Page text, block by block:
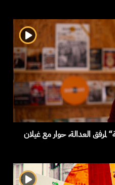
العدالة، حوار مع غيلان